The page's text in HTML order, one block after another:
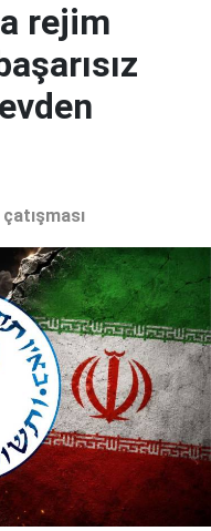
rejim